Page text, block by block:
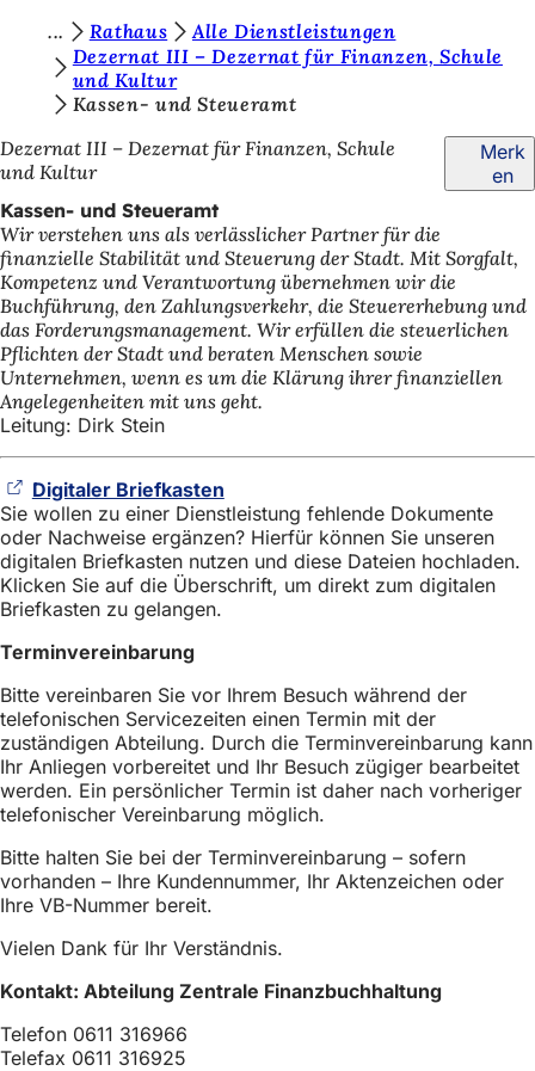
Inhalt anspringen
b
e
f
i
n
d
e
n
s
i
c
h
h
e
r
:
Rathaus
Alle Dienstleistungen
Dezernat III – Dezernat für Finanzen, Schule
und Kultur
Kassen- und Steueramt
Dezernat III – Dezernat für Finanzen, Schule
und Kultur
Merk
en
Kassen- und Steueramt
Wir verstehen uns als verlässlicher Partner für die
finanzielle Stabilität und Steuerung der Stadt. Mit Sorgfalt,
Kompetenz und Verantwortung übernehmen wir die
Buchführung, den Zahlungsverkehr, die Steuererhebung und
das Forderungsmanagement. Wir erfüllen die steuerlichen
Pflichten der Stadt und beraten Menschen sowie
Unternehmen, wenn es um die Klärung ihrer finanziellen
Angelegenheiten mit uns geht.
Leitung: Dirk Stein
Digitaler Briefkasten
in
einem
neuen
Tab)
Sie wollen zu einer Dienstleistung fehlende Dokumente
oder Nachweise ergänzen? Hierfür können Sie unseren
digitalen Briefkasten nutzen und diese Dateien hochladen.
Klicken Sie auf die Überschrift, um direkt zum digitalen
Briefkasten zu gelangen.
Terminvereinbarung
Bitte vereinbaren Sie vor Ihrem Besuch während der
telefonischen Servicezeiten einen Termin mit der
zuständigen Abteilung. Durch die Terminvereinbarung kann
Ihr Anliegen vorbereitet und Ihr Besuch zügiger bearbeitet
werden. Ein persönlicher Termin ist daher nach vorheriger
telefonischer Vereinbarung möglich.
Bitte halten Sie bei der Terminvereinbarung – sofern
vorhanden – Ihre Kundennummer, Ihr Aktenzeichen oder
Ihre VB-Nummer bereit.
Vielen Dank für Ihr Verständnis.
Kontakt: Abteilung Zentrale Finanzbuchhaltung
Telefon 0611 316966
Telefax 0611 316925